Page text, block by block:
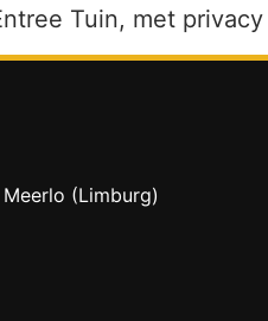
Tuin, met privacy
(Limburg)